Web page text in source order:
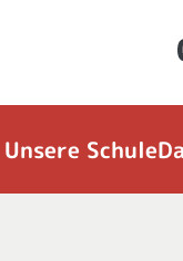
Unsere Schule